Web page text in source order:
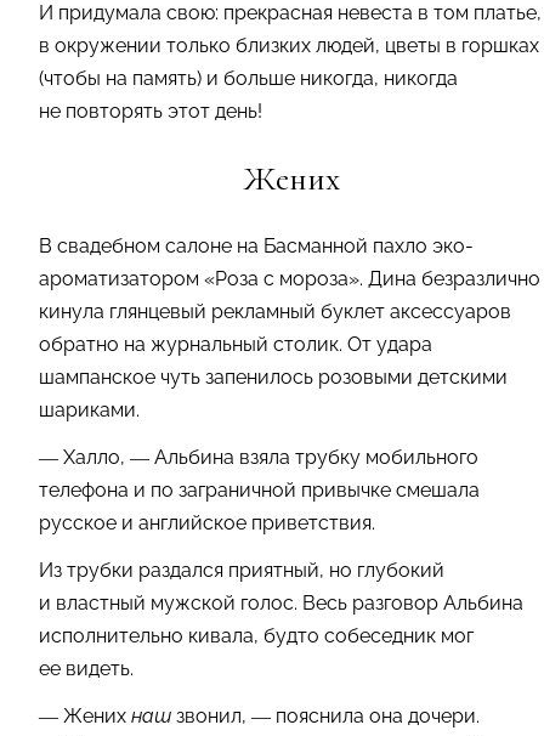
И придумала свою: прекрасная невеста в том платье,
в окружении только близких людей, цветы в горшках
(чтобы на память) и больше никогда, никогда
не повторять этот день!
Жених
В свадебном салоне на Басманной пахло эко-
ароматизатором «Роза с мороза». Дина безразлично
кинула глянцевый рекламный буклет аксессуаров
обратно на журнальный столик. От удара
шампанское чуть запенилось розовыми детскими
шариками.
— Халло, — Альбина взяла трубку мобильного
телефона и по заграничной привычке смешала
русское и английское приветствия.
Из трубки раздался приятный, но глубокий
и властный мужской голос. Весь разговор Альбина
исполнительно кивала, будто собеседник мог
ее видеть.
— Жених наш звонил, — пояснила она дочери.